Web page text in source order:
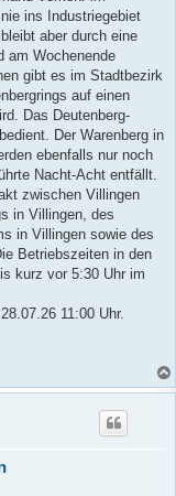
ins Industriegebiet
aber durch eine
am Wochenende
gibt es im Stadtbezirk
auf einen
Das Deutenberg-
Der Warenberg in
ebenfalls nur noch
Nacht-Acht entfällt.
zwischen Villingen
in Villingen, des
in Villingen sowie des
Betriebszeiten in den
kurz vor 5:30 Uhr im
11:00 Uhr.